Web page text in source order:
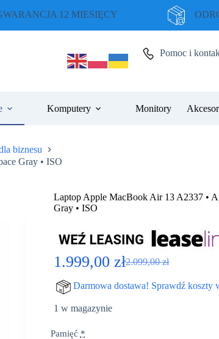
12 MIESIĘCY
Pomoc i
Komputery Monitory
biznesu
Gray • ISO
Laptop Apple MacBook Air 13 A2337 •
Gray • ISO
2.099,00zł
Pierwotna
cena
wynosiła:
1.999,00 zł
Aktualna
cena
wynosi:
Darmowa dostawa! Sprawdź koszty
1 w magazynie
Pamięć *